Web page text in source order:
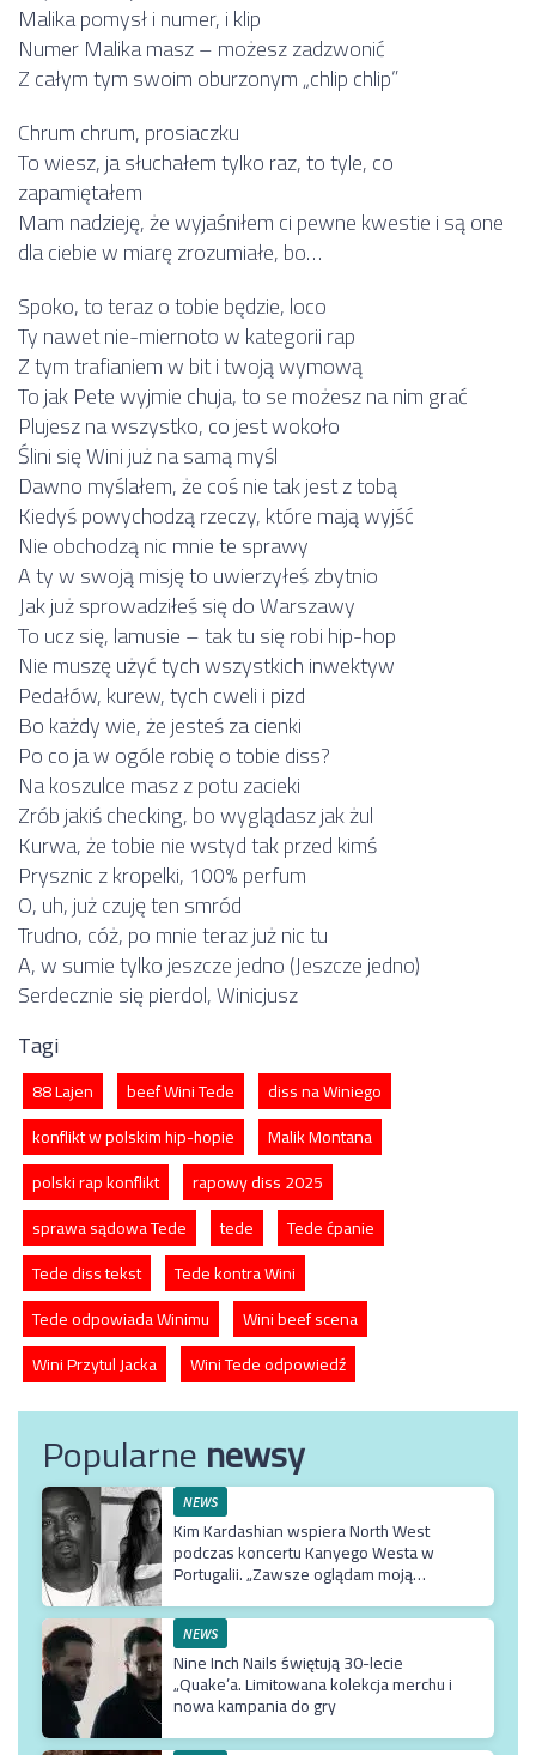
Malika pomysł i numer, i klip
Numer Malika masz – możesz zadzwonić
Z całym tym swoim oburzonym „chlip chlip”
Chrum chrum, prosiaczku
To wiesz, ja słuchałem tylko raz, to tyle, co
zapamiętałem
Mam nadzieję, że wyjaśniłem ci pewne kwestie i są one
dla ciebie w miarę zrozumiałe, bo…
Spoko, to teraz o tobie będzie, loco
Ty nawet nie-miernoto w kategorii rap
Z tym trafianiem w bit i twoją wymową
To jak Pete wyjmie chuja, to se możesz na nim grać
Plujesz na wszystko, co jest wokoło
Ślini się Wini już na samą myśl
Dawno myślałem, że coś nie tak jest z tobą
Kiedyś powychodzą rzeczy, które mają wyjść
Nie obchodzą nic mnie te sprawy
A ty w swoją misję to uwierzyłeś zbytnio
Jak już sprowadziłeś się do Warszawy
To ucz się, lamusie – tak tu się robi hip-hop
Nie muszę użyć tych wszystkich inwektyw
Pedałów, kurew, tych cweli i pizd
Bo każdy wie, że jesteś za cienki
Po co ja w ogóle robię o tobie diss?
Na koszulce masz z potu zacieki
Zrób jakiś checking, bo wyglądasz jak żul
Kurwa, że tobie nie wstyd tak przed kimś
Prysznic z kropelki, 100% perfum
O, uh, już czuję ten smród
Trudno, cóż, po mnie teraz już nic tu
A, w sumie tylko jeszcze jedno (Jeszcze jedno)
Serdecznie się pierdol, Winicjusz
Tagi
88 Lajen beef Wini Tede
diss na Winiego
konflikt w polskim hip-hopie
Malik Montana
polski rap konflikt
rapowy diss 2025
sprawa sądowa Tede
tede
Tede ćpanie
Tede diss tekst
Tede kontra Wini
Tede odpowiada Winimu
Wini beef scena
Wini Przytul Jacka
Wini Tede odpowiedź
Popularnenewsy
NEWS
Kim Kardashian wspiera North West
podczas koncertu Kanyego Westa w
Portugalii. „Zawsze oglądam moją
NEWS
Nine Inch Nails świętują 30-lecie
„Quake’a. Limitowana kolekcja merchu i
nowa kampania do gry